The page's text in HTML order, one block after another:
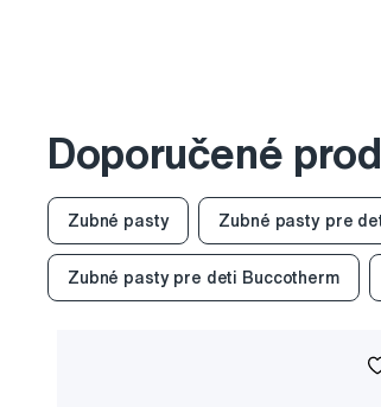
Doporučené
Zubné pasty Zubné pasty pre
Zubné pasty pre deti Buccotherm